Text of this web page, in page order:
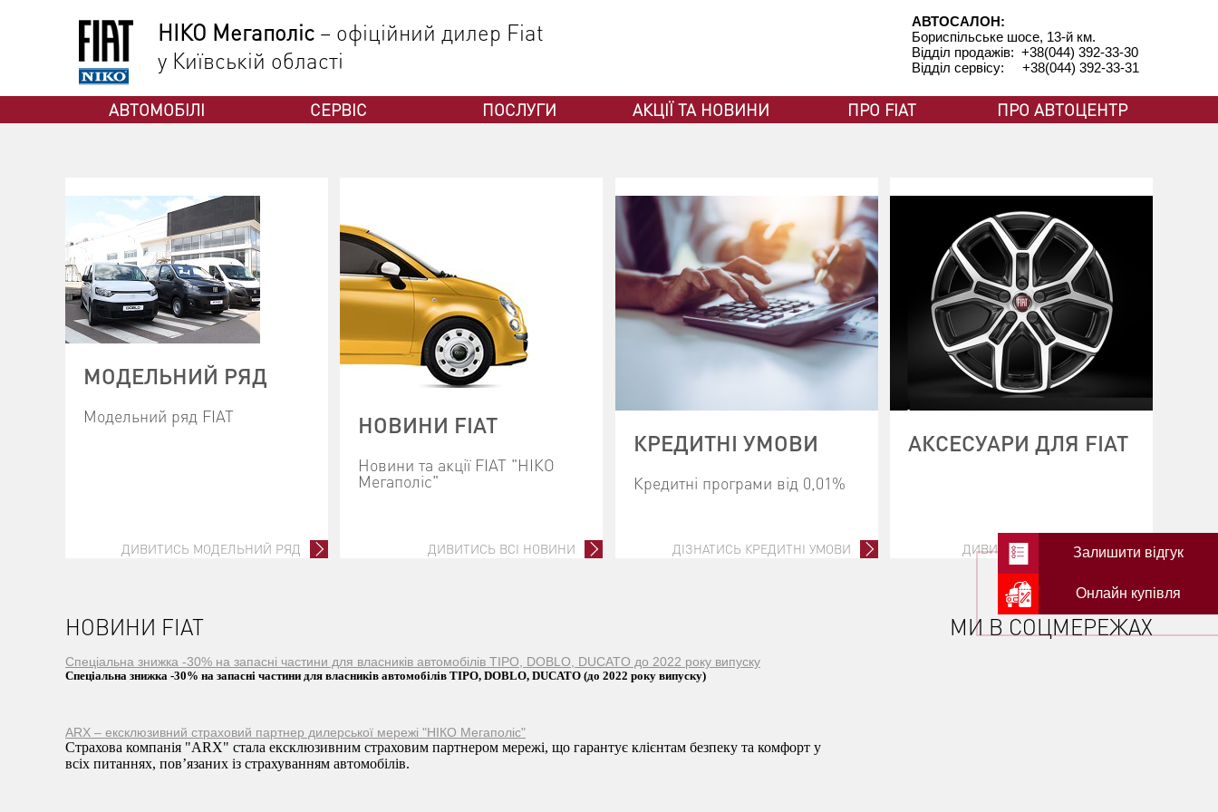
НІКО Мегаполіс – офіційний дилер Fiat
у Київській області
АВТОСАЛОН:
Бориспільське шосе, 13-й км.
Відділ продажів: +38(044) 392-33-30
Відділ сервісу: +38(044) 392-33-31
АВТОМОБІЛІ СЕРВІС ПОСЛУГИ АКЦІЇ ТА НОВИНИ ПРО FIAT ПРО АВТОЦЕНТР
МОДЕЛЬНИЙ РЯД
Модельний ряд FIAT
ДИВИТИСЬ МОДЕЛЬНИЙ РЯД
НОВИНИ FIAT
Новини та акції FIAT "НІКО
Мегаполіс"
ДИВИТИСЬ ВСІ НОВИНИ
КРЕДИТНІ УМОВИ
Кредитні програми від 0,01%
ДІЗНАТИСЬ КРЕДИТНІ УМОВИ
АКСЕСУАРИ ДЛЯ FIAT
ДИВИТИСЬ ВСІ АКСЕСУАРИ
НОВИНИ FIAT
Спеціальна знижка -30% на запасні частини для власників автомобілів TIPO, DOBLO, DUCATO до 2022 року випуску
Спеціальна знижка -30% на запасні частини для власників автомобілів TIPO, DOBLO, DUCATO (до 2022 року випуску)
ARX – ексклюзивний страховий партнер дилерської мережі "НІКО Мегаполіс"
Страхова компанія "ARX" стала ексклюзивним страховим партнером мережі, що гарантує клієнтам безпеку та комфорт у
всіх питаннях, пов’язаних із страхуванням автомобілів.
МИ В СОЦМЕРЕЖАХ
Залишити відгук
Онлайн купівля